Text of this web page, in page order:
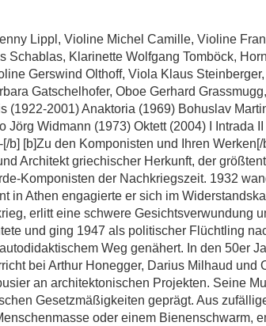
Lippl, Violine Michel Camille, Violine
Klarinette Wolfgang Tomböck,
Gerswind Olthoff, Viola Klaus
Gatschelhofer, Oboe Gerhard
(1922-2001) Anaktoria (1969) Bohuslav
Jörg Widmann (1973) Oktett (2004) I Intrada
b] [b]Zu den Komponisten und Ihren
Architekt griechischer Herkunft, der
Komponisten der Nachkriegszeit. 1932
in Athen engagierte er sich im
erlitt eine schwere Gesichtsverwundung
und ging 1947 als politischer Flüchtling
Weg genähert. In den 50er
bei Arthur Honegger, Darius Milhaud und
an architektonischen Projekten. Seine
Gesetzmäßigkeiten geprägt. Aus
oder einem Bienenschwarm,